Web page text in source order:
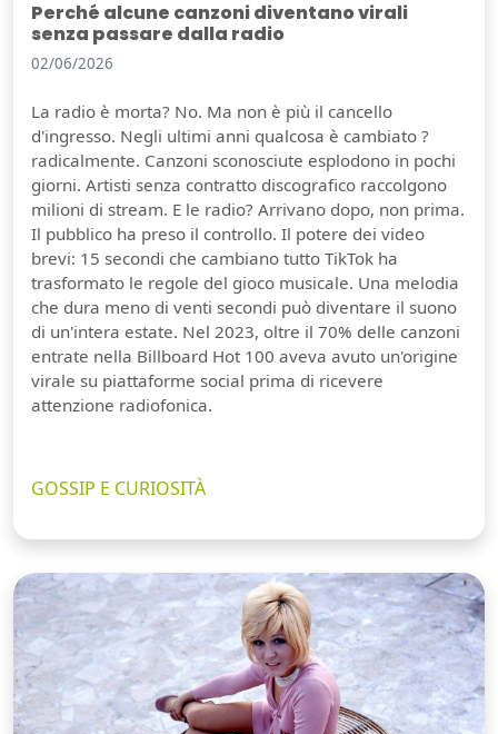
Perché alcune canzoni diventano virali
senza passare dalla radio
02/06/2026
La radio è morta? No. Ma non è più il cancello
d'ingresso. Negli ultimi anni qualcosa è cambiato ?
radicalmente. Canzoni sconosciute esplodono in pochi
giorni. Artisti senza contratto discografico raccolgono
milioni di stream. E le radio? Arrivano dopo, non prima.
Il pubblico ha preso il controllo. Il potere dei video
brevi: 15 secondi che cambiano tutto TikTok ha
trasformato le regole del gioco musicale. Una melodia
che dura meno di venti secondi può diventare il suono
di un'intera estate. Nel 2023, oltre il 70% delle canzoni
entrate nella Billboard Hot 100 aveva avuto un'origine
virale su piattaforme social prima di ricevere
attenzione radiofonica.
GOSSIP E CURIOSITÀ